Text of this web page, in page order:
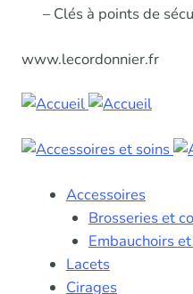
– Clés à points de
www.lecordonnier.fr
Accessoires
Brosseries et
Embauchoirs
Lacets
Cirages